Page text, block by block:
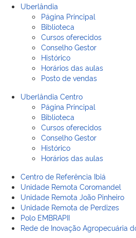
Uberlândia
Página Principal
Biblioteca
Cursos oferecidos
Conselho Gestor
Histórico
Horários das aulas
Posto de vendas
Uberlândia Centro
Página Principal
Biblioteca
Cursos oferecidos
Conselho Gestor
Histórico
Horários das aulas
Centro de Referência Ibiá
Unidade Remota Coromandel
Unidade Remota João Pinheiro
Unidade Remota de Perdizes
Polo EMBRAPII
Rede de Inovação Agropecuária